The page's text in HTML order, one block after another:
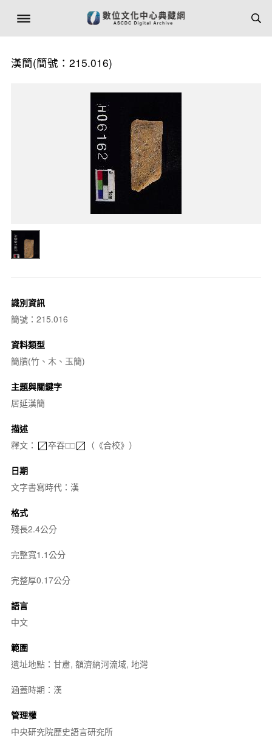
漢簡(簡號：215.016)
識別資訊
簡號：215.016
資料類型
簡牘(竹、木、玉簡)
主題與關鍵字
居延漢簡
描述
釋文：
卒吞□□ （《合校》）
日期
文字書寫時代：漢
格式
殘長2.4公分
完整寬1.1公分
完整厚0.17公分
語言
中文
範圍
遺址地點：甘肅, 額濟納河流域, 地灣
涵蓋時期：漢
管理權
中央研究院歷史語言研究所